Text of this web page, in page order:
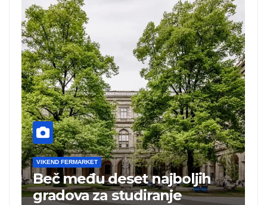
VIKEND FERMARKET
Turska ugostila 25 miliona
turista